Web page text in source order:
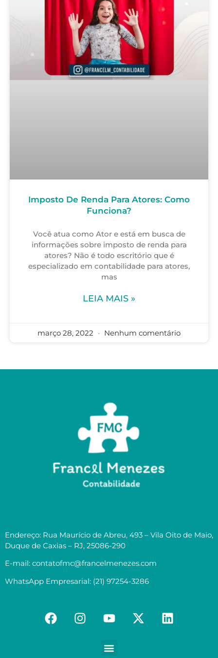
Imposto De Renda Para Atores: Como
Funciona?
Você atua como Ator e está em busca de
informações sobre imposto de renda para
atores? Não é todo escritório que é
especializado em contabilidade para atores,
mas
LEIA MAIS »
março 28, 2022 Nenhum comentário
Endereço: Rua Maurício de Abreu, 493 – Vila Oito de Maio,
Duque de Caxias – RJ, 25086-290
E-mail: contatofmc@francelmenezes.com
WhatsApp Empresarial: (21) 97254-3286